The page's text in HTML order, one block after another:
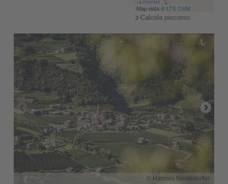
Map data © LTS OSM
Calcola percorso
© Hannes Niederkofler